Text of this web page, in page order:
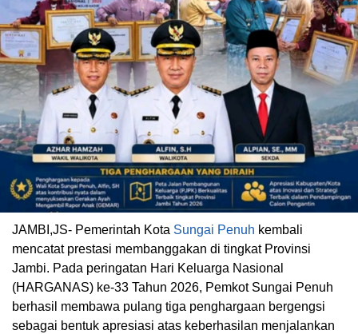
JAMBI,JS- Pemerintah Kota Sungai Penuh kembali
mencatat prestasi membanggakan di tingkat Provinsi
Jambi. Pada peringatan Hari Keluarga Nasional
(HARGANAS) ke-33 Tahun 2026, Pemkot Sungai Penuh
berhasil membawa pulang tiga penghargaan bergengsi
sebagai bentuk apresiasi atas keberhasilan menjalankan